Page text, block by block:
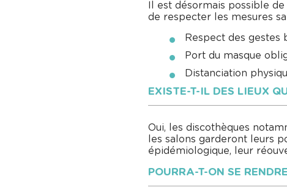
Il est désormais possible
de respecter les mesures
Respect des gestes
Port du masque
Distanciation
EXISTE-T-IL DES LIEUX
Oui, les discothèques
les salons garderont leurs
épidémiologique, leur
POURRA-T-ON SE